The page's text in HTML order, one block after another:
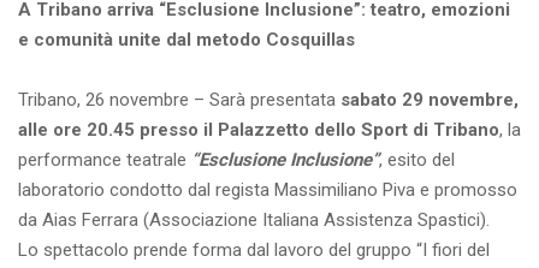
A Tribano arriva “Esclusione Inclusione”: teatro, emozioni
e comunità unite dal metodo Cosquillas
Tribano, 26 novembre – Sarà presentata sabato 29 novembre,
alle ore 20.45 presso il Palazzetto dello Sport di Tribano, la
performance teatrale “Esclusione Inclusione”, esito del
laboratorio condotto dal regista Massimiliano Piva e promosso
da Aias Ferrara (Associazione Italiana Assistenza Spastici).
Lo spettacolo prende forma dal lavoro del gruppo “I fiori del